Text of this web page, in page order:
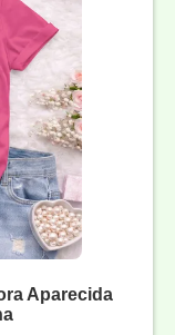
Aparecida